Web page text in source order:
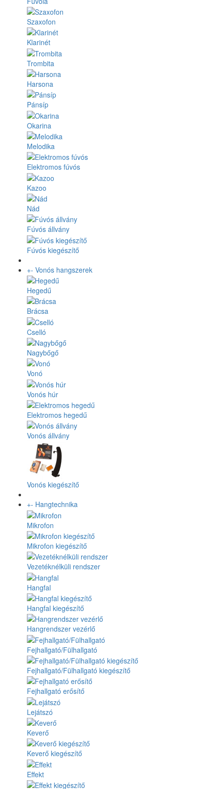
Szaxofon
Klarinét
Trombita
Harsona
Pánsíp
Okarina
Melodika
Elektromos fúvós
Kazoo
Nád
Fúvós állvány
Fúvós kiegészítő
+- Vonós hangszerek
Hegedű
Brácsa
Cselló
Nagybőgő
Vonó
Vonós húr
Elektromos hegedű
Vonós állvány
Vonós kiegészítő
+- Hangtechnika
Mikrofon
Mikrofon kiegészítő
Vezetéknélküli rendszer
Hangfal
Hangfal kiegészítő
Hangrendszer vezérlő
Fejhallgató/Fülhallgató
Fejhallgató/Fülhallgató kiegészítő
Fejhallgató erősítő
Lejátszó
Keverő
Keverő kiegészítő
Effekt